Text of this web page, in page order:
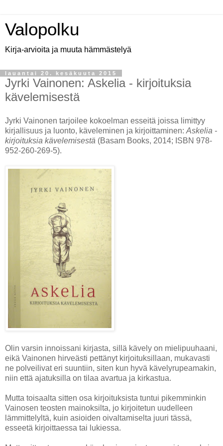
Valopolku
Kirja-arvioita ja muuta hämmästelyä
lauantai 20. kesäkuuta 2015
Jyrki Vainonen: Askelia - kirjoituksia
kävelemisestä
Jyrki Vainonen tarjoilee kokoelman esseitä joissa limittyy
kirjallisuus ja luonto, käveleminen ja kirjoittaminen: Askelia -
kirjoituksia kävelemisestä (Basam Books, 2014; ISBN 978-
952-260-269-5).
Olin varsin innoissani kirjasta, sillä kävely on mielipuuhaani,
eikä Vainonen hirveästi pettänyt kirjoituksillaan, mukavasti
ne polveilivat eri suuntiin, siten kun hyvä kävelyrupeamakin,
niin että ajatuksilla on tilaa avartua ja kirkastua.
Mutta toisaalta sitten osa kirjoituksista tuntui pikemminkin
Vainosen teosten mainoksilta, jo kirjoitetun uudelleen
lämmittelyltä, kuin asioiden oivaltamiselta juuri tässä,
esseetä kirjoittaessa tai lukiessa.